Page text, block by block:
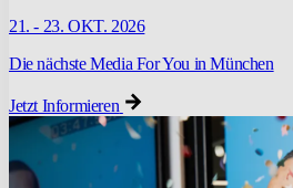
21. - 23. OKT. 2026
Die nächste Media For You in München
Jetzt Informieren